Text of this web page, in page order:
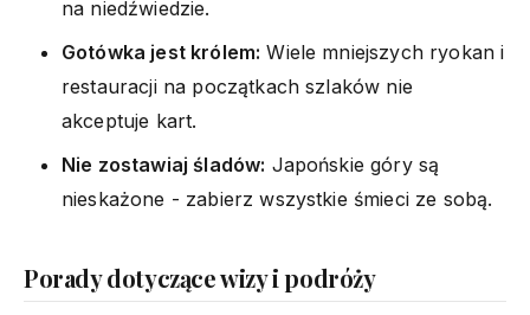
na niedźwiedzie.
Gotówka jest królem: Wiele mniejszych ryokan i
restauracji na początkach szlaków nie
akceptuje kart.
Nie zostawiaj śladów: Japońskie góry są
nieskażone - zabierz wszystkie śmieci ze sobą.
Porady dotyczące wizy i podróży